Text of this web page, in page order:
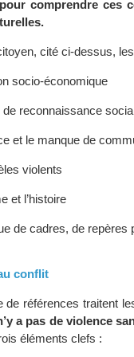
pour comprendre ces
cité ci-dessus,
socio-économique
de reconnaissance
et le manque de
violents
et l’histoire
de cadres, de repères
conflit
de références traitent
a pas de violence
éléments clefs :